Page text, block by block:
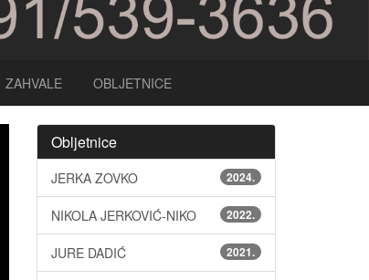
ZAHVALE OBLJETNICE
Obljetnice
JERKA ZOVKO 2024.
NIKOLA JERKOVIĆ-NIKO 2022.
JURE DADIĆ 2021.